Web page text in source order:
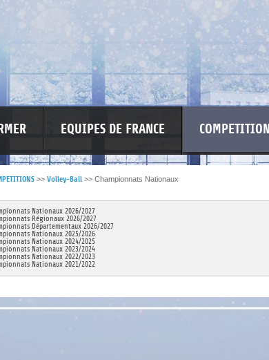
EQUIPES DE FRANCE
MA PETITE SPONSO
DOCUMENTS UTILES
>> Volley-Ball >> Championnats Nationaux
Nationaux 2026/2027
Régionaux 2026/2027
Départementaux 2026/2027
Nationaux 2025/2026
Nationaux 2024/2025
Nationaux 2023/2024
Nationaux 2022/2023
Nationaux 2021/2022